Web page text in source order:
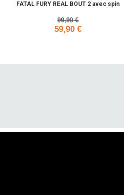
FATAL FURY REAL BOUT 2 avec spin
99,90 €
59,90 €